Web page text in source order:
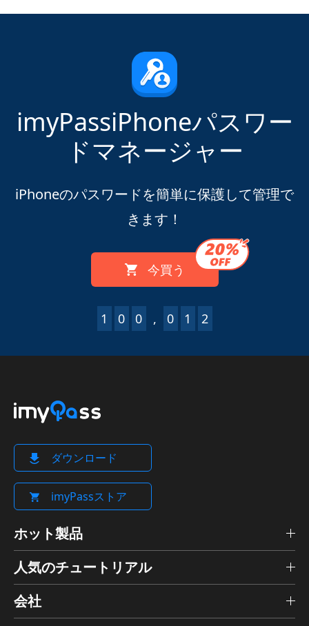
imyPassiPhoneパスワー
ドマネージャー
iPhoneのパスワードを簡単に保護して管理で
きます！
今買う
1 0 0 , 0 1 2
ダウンロード
imyPassストア
ホット製品
人気のチュートリアル
会社